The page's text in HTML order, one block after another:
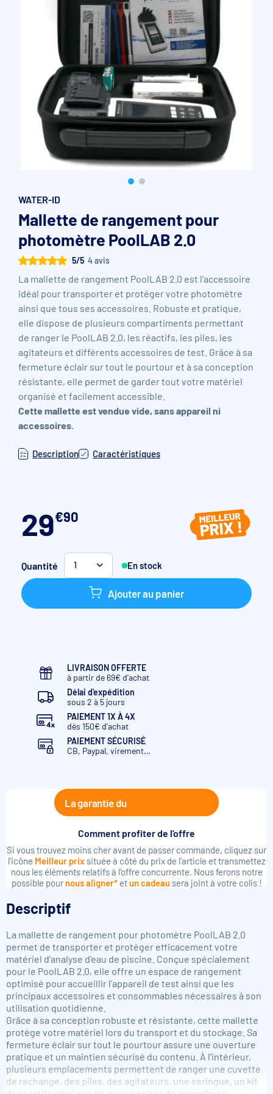
Accessoires et pièces détachées filtration
Pompe de filtration à vitesse variable
Vannes multivoies filtres à sable
Groupe de filtration sur palette
WATER-ID
Mallette de rangement pour
photomètre PoolLAB 2.0
5/5 4 avis
La mallette de rangement PoolLAB 2.0 est l’accessoire
idéal pour transporter et protéger votre photomètre
ainsi que tous ses accessoires. Robuste et pratique,
elle dispose de plusieurs compartiments permettant
de ranger le PoolLAB 2.0, les réactifs, les piles, les
agitateurs et différents accessoires de test. Grâce à sa
fermeture éclair sur tout le pourtour et à sa conception
résistante, elle permet de garder tout votre matériel
organisé et facilement accessible.
Cette mallette est vendue vide, sans appareil ni
accessoires.
Description Caractéristiques
29€90
Quantité 1 En stock
Ajouter au panier
LIVRAISON OFFERTE
à partir de 69€ d’achat
Délai d'expédition
sous 2 à 5 jours
PAIEMENT 1X À 4X
dès 150€ d'achat
PAIEMENT SÉCURISÉ
CB, Paypal, virement…
La garantie du
Comment profiter de l'offre
Si vous trouvez moins cher avant de passer commande, cliquez sur
l'icône Meilleur prixsituée à côté du prix de l'article et transmettez
nous les éléments relatifs à l'offre concurrente. Nous ferons notre
possible pour nous aligner*etun cadeausera joint à votre colis !
Descriptif
La mallette de rangement pour photomètre PoolLAB 2.0
permet de transporter et protéger efficacement votre
matériel d’analyse d’eau de piscine. Conçue spécialement
pour le PoolLAB 2.0, elle offre un espace de rangement
optimisé pour accueillir l’appareil de test ainsi que les
principaux accessoires et consommables nécessaires à son
utilisation quotidienne.
Grâce à sa conception robuste et résistante, cette mallette
protège votre matériel lors du transport et du stockage. Sa
fermeture éclair sur tout le pourtour assure une ouverture
pratique et un maintien sécurisé du contenu. À l’intérieur,
plusieurs emplacements permettent de ranger une cuvette
de rechange, des piles, des agitateurs, une seringue, un kit